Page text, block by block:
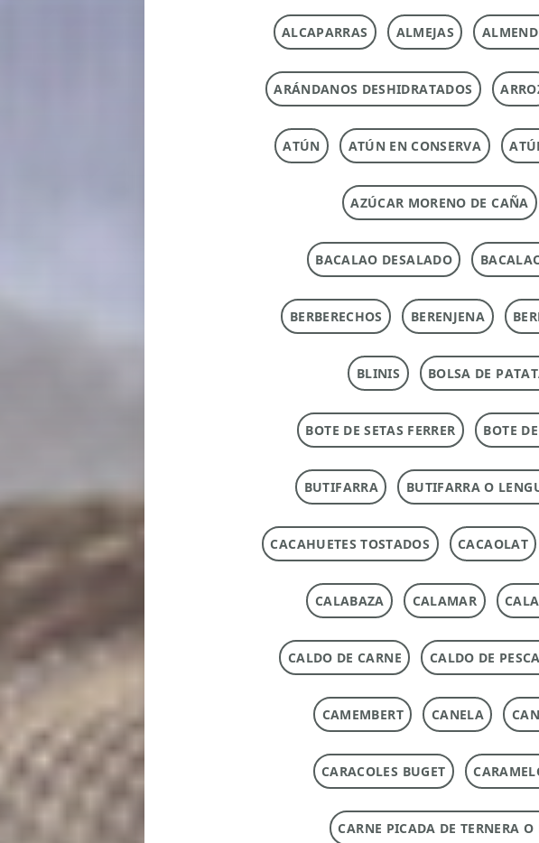
ALCAPARRAS ALMEJAS
ARÁNDANOS DESHIDRATADOS
ATÚN ATÚN EN CONSERVA
AZÚCAR MORENO DE CAÑA
BACALAO DESALADO
BERBERECHOS BERENJENA
BLINIS BOLSA DE
BOTE DE SETAS FERRER BOTE
BUTIFARRA BUTIFARRA O
CACAHUETES TOSTADOS CACAOLAT
CALABAZA CALAMAR
CALDO DE CARNE CALDO DE
CAMEMBERT CANELA
CARACOLES BUGET
CARNE PICADA DE TERNERA O